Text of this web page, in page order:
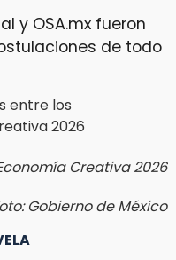
y OSA.mx fueron
de todo
Creativa 2026
Gobierno de México